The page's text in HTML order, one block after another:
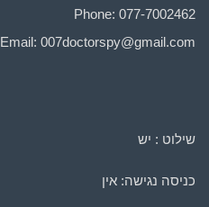
Phone: 077-7002462
Email: 007doctorspy@gmail.com
שילוט : יש
כניסה נגישה: אין